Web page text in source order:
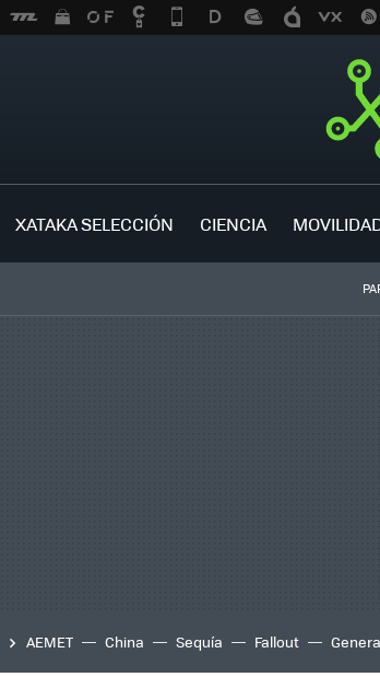
XATAKA SELECCIÓN CIENCIA
AEMET China Sequía Fallout